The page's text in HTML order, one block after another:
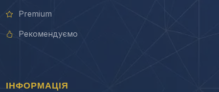
Premium
Рекомендуємо
ІНФОРМАЦІЯ